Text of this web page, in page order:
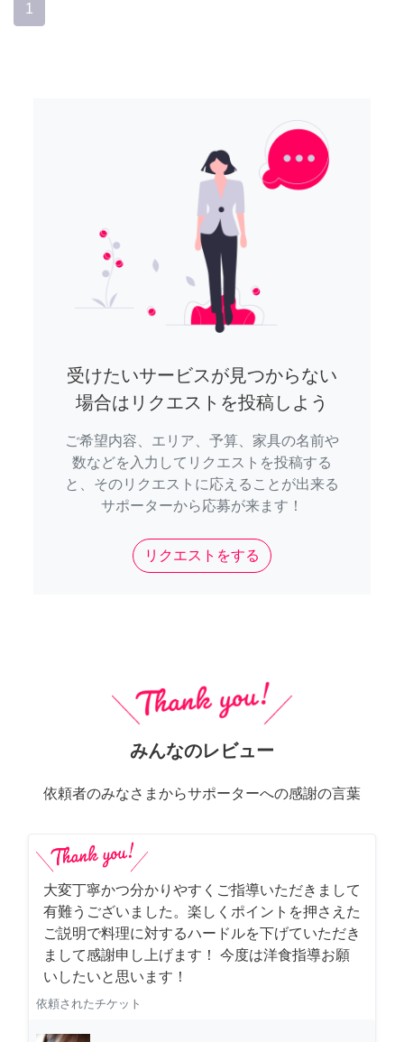
1
受けたいサービスが見つからない
場合はリクエストを投稿しよう
ご希望内容、エリア、予算、家具の名前や
数などを入力してリクエストを投稿する
と、そのリクエストに応えることが出来る
サポーターから応募が来ます！
リクエストをする
みんなのレビュー
依頼者のみなさまからサポーターへの感謝の言葉
大変丁寧かつ分かりやすくご指導いただきまして
有難うございました。楽しくポイントを押さえた
ご説明で料理に対するハードルを下げていただき
まして感謝申し上げます！ 今度は洋食指導お願
いしたいと思います！
依頼されたチケット